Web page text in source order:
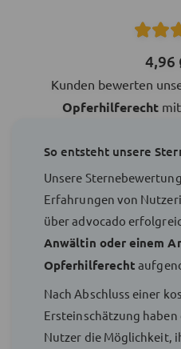
4,96
Kunden bewerten
Opferhilferecht
So entsteht unsere
Unsere
Erfahrungen von
über advocado
Anwältin oder einem
Opferhilferecht
Nach Abschluss einer
Ersteinschätzung
Nutzer die Möglichkeit,